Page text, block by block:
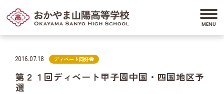
2016.07.18 ディベート同好会
第２１回ディベート甲子園中国・四国地区予
選